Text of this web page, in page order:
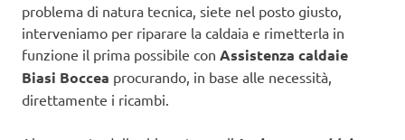
problema di natura tecnica, siete nel posto giusto,
interveniamo per riparare la caldaia e rimetterla in
funzione il prima possibile con Assistenza caldaie
Biasi Boccea procurando, in base alle necessità,
direttamente i ricambi.